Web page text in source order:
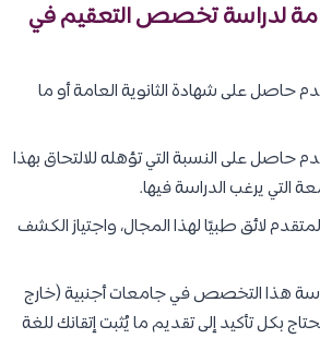
لدراسة تخصص التعقيم في
حاصل على شهادة الثانوية العامة أو ما
حاصل على النسبة التي تؤهله للالتحاق بهذا
التي يرغب الدراسة فيها.
لائق طبيًا لهذا المجال، واجتياز الكشف
هذا التخصص في جامعات أجنبية (خارج
بكل تأكيد إلى تقديم ما يُثبت إتقانك للغة